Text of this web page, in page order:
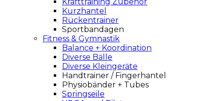
Kurzhantel
Rückentrainer
Sportbandagen
Fitness & Gymnastik
Balance + Koordination
Diverse Bälle
Diverse Kleingeräte
Handtrainer / Fingerhantel
Physiobänder + Tubes
Springseile